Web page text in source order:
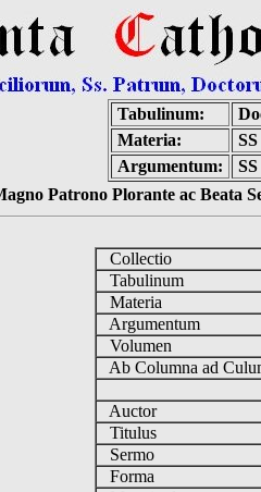
Tabulinum:
Materia:
Argumentum:
Patrono Plorante ac Beata
Collectio
Tabulinum
Materia
Argumentum
Volumen
Ab Columna ad
Auctor
Titulus
Sermo
Forma